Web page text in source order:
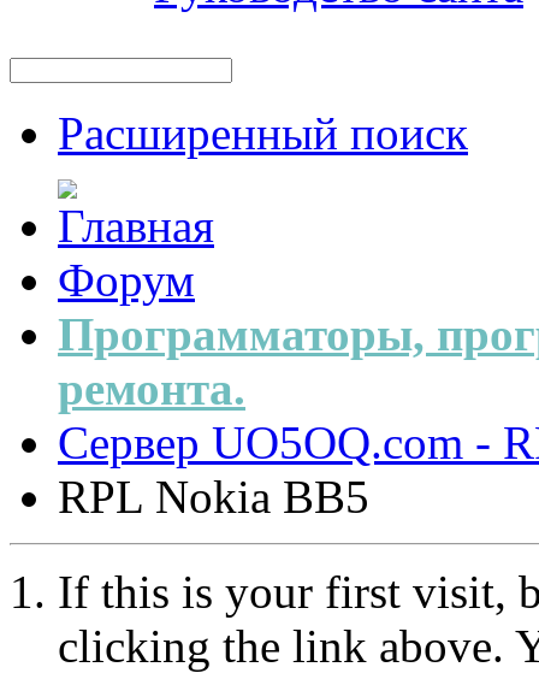
Расширенный поиск
Форум
Программаторы,
ремонта.
Сервер UO5OQ.com -
RPL Nokia BB5
If this is your first visit,
clicking the link above.